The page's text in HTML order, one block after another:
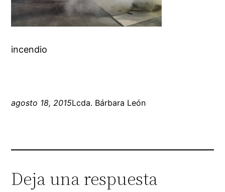
incendio
agosto 18, 2015Lcda. Bárbara León
Deja una respuesta